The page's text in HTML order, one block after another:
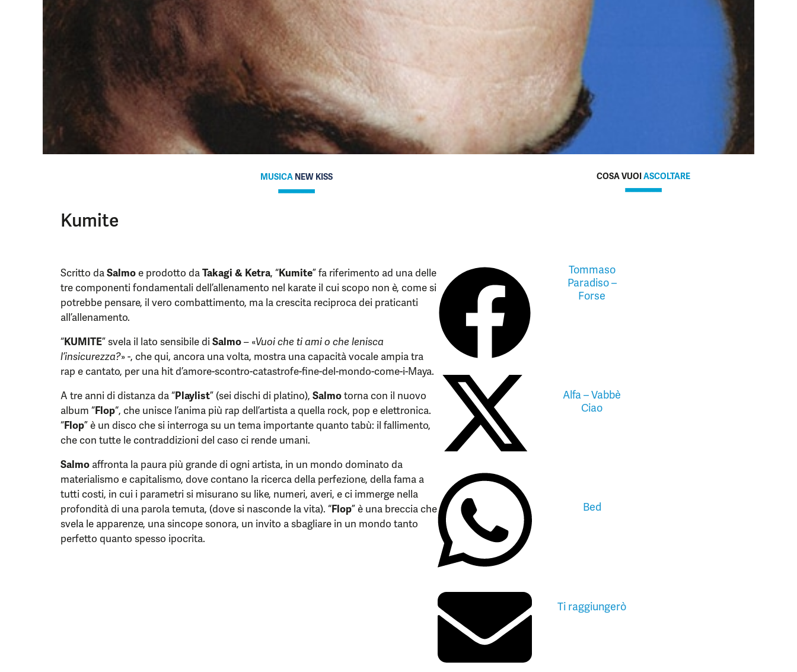
MUSICANEW KISS
Kumite
Scritto daSalmoe prodotto daTakagi & Ketra, “Kumite” fa riferimento ad una delle
tre componenti fondamentali dell’allenamento nel karate il cui scopo non è, come si
potrebbe pensare, il vero combattimento, ma la crescita reciproca dei praticanti
all’allenamento.
“KUMITE” svela il lato sensibile diSalmo– «Vuoi che ti ami o che lenisca
l’insicurezza?» -, che qui, ancora una volta, mostra una capacità vocale ampia tra
rap e cantato, per una hit d’amore-scontro-catastrofe-fine-del-mondo-come-i-Maya.
A tre anni di distanza da “Playlist” (sei dischi di platino), Salmotorna con il nuovo
album “Flop“, che unisce l’anima più rap dell’artista a quella rock, pop e elettronica.
“Flop” è un disco che si interroga su un tema importante quanto tabù: il fallimento,
che con tutte le contraddizioni del caso ci rende umani.
Salmo affronta la paura più grande di ogni artista, in un mondo dominato da
materialismo e capitalismo, dove contano la ricerca della perfezione, della fama a
tutti costi, in cui i parametri si misurano su like, numeri, averi, e ci immerge nella
profondità di una parola temuta, (dove si nasconde la vita). “Flop” è una breccia che
svela le apparenze, una sincope sonora, un invito a sbagliare in un mondo tanto
perfetto quanto spesso ipocrita.
COSA VUOIASCOLTARE
Tommaso
Paradiso –
Forse
Alfa – Vabbè
Ciao
Bed
Ti raggiungerò